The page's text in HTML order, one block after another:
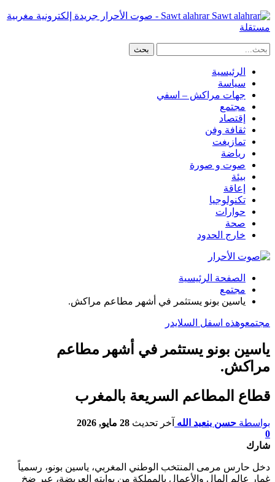
Sawt alahrar - صوت الأحرار جريدة إلكترونية مغربية
مستقلة
الرئيسية
سياسة
جهات مراكش – اسفي
مجتمع
إقتصاد
ثقافة وفن
تمازيغت
رياضة
صوت و صورة
بيئة
إعاقة
تكنولوجيا
حوارات
صحة
خارج الحدود
الصفحة الرئيسية
مجتمع
ياسين بونو يستثمر في أشهر مطاعم مراكش.
مجتمعوهذه اسفل السلايدر
ياسين بونو يستثمر في أشهر مطاعم
مراكش.
قطاع المطاعم السريعة بالمغرب
بواسطة حسن بنعبد الله آخر تحديث 28 مايو, 2026
0
شارك
دخل حارس مرمى المنتخب الوطني المغربي، ياسين بونو، رسمياً
غمار عالم المال والأعمال بالمملكة من بوابته العريضة، عبر ضخ